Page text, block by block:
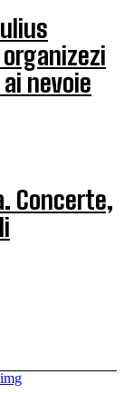
nevoie
Concerte,